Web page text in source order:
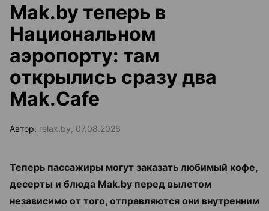
Mak.by теперь в
Национальном
аэропорту: там
открылись сразу два
Mak.Cafe
Автор: relax.by, 07.08.2026
Теперь пассажиры могут заказать любимый кофе,
десерты и блюда Mak.by перед вылетом
независимо от того, отправляются они внутренним